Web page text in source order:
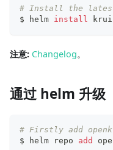
# Install the
$ helm install
注意: Changelog。
通过 helm 升级
# Firstly add
$ helm repo add